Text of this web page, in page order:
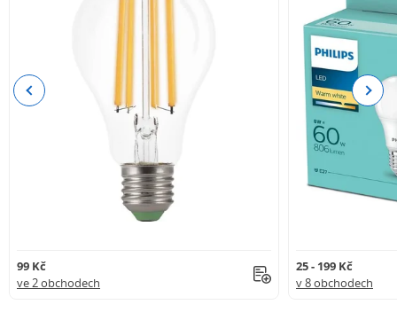
99 Kč
ve 2 obchodech
25 - 199 Kč
v 8 obchodech
Previous Next